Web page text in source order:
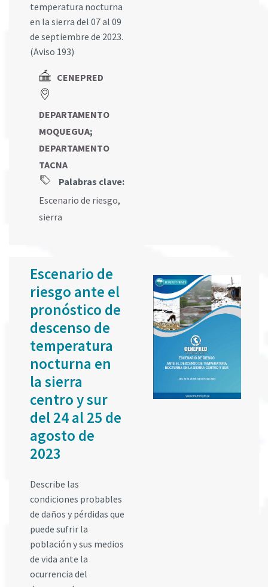
temperatura nocturna
en la sierra del 07 al 09
de septiembre de 2023.
(Aviso 193)
CENEPRED
DEPARTAMENTO
MOQUEGUA;
DEPARTAMENTO
TACNA
Palabras clave:
Escenario de riesgo,
sierra
Escenario de
riesgo ante el
pronóstico de
descenso de
temperatura
nocturna en
la sierra
centro y sur
del 24 al 25 de
agosto de
2023
Describe las
condiciones probables
de daños y pérdidas que
puede sufrir la
población y sus medios
de vida ante la
ocurrencia del